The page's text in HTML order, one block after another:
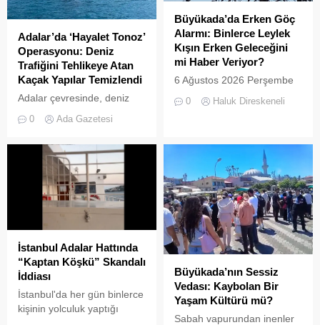
Adalar’da ‘Hayalet Tonoz’
Operasyonu: Deniz
Trafiğini Tehlikeye Atan
Kaçak Yapılar Temizlendi
Adalar çevresinde, deniz
çevre kirliliğine neden olan
geniş çaplı bir temizlik ve
denetim operasyonu
gerçekleştirildi.
0 Ada Gazetesi
Büyükada’da Erken Göç
Alarmı: Binlerce Leylek
Kışın Erken Geleceğini
mi Haber Veriyor?
6 Ağustos 2026 Perşembe
14:00 sularında Büyükada
şölenlerinden biri yaşandı.
0 Haluk Direskeneli
İstanbul Adalar Hattında
“Kaptan Köşkü” Skandalı
İddiası
İstanbul'da her gün binlerce
kişinin yolculuk yaptığı
Büyükada’nın Sessiz
Vedası: Kaybolan Bir
Yaşam Kültürü mü?
Sabah vapurundan inenler